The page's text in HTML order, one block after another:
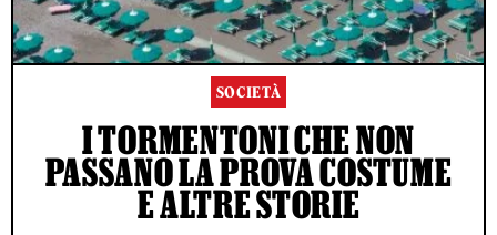
SOCIETÀ
I TORMENTONI CHE NON
PASSANO LA PROVA COSTUME
E ALTRE STORIE